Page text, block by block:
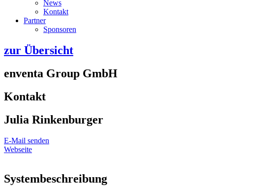
News
Kontakt
Partner
Sponsoren
zur Übersicht
enventa Group GmbH
Kontakt
Julia Rinkenburger
E-Mail senden
Webseite
Systembeschreibung